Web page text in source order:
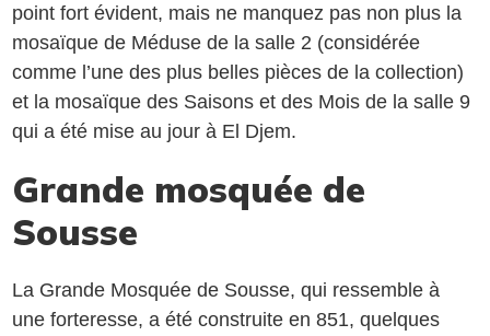
point fort évident, mais ne manquez pas non plus la
mosaïque de Méduse de la salle 2 (considérée
comme l’une des plus belles pièces de la collection)
et la mosaïque des Saisons et des Mois de la salle 9
qui a été mise au jour à El Djem.
Grande mosquée de
Sousse
La Grande Mosquée de Sousse, qui ressemble à
une forteresse, a été construite en 851, quelques